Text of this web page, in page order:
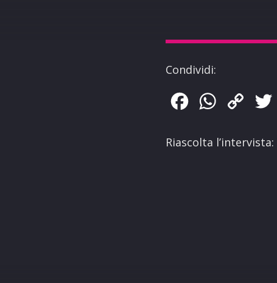
Condividi:
FacebookWhatsApp
Copy
Riascolta l’intervista: